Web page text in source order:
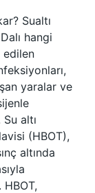
Sualtı
hangi
edilen
yaralar ve
altı
(HBOT),
altında